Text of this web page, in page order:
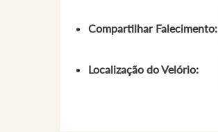
Compartilhar Falecimento:
Localização do Velório: